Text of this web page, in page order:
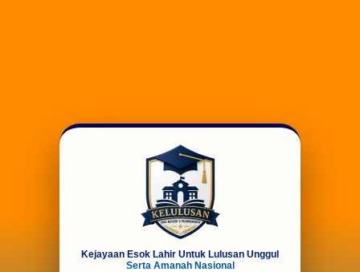
Kejayaan Esok Lahir Untuk Lulusan Unggul
Serta Amanah Nasional